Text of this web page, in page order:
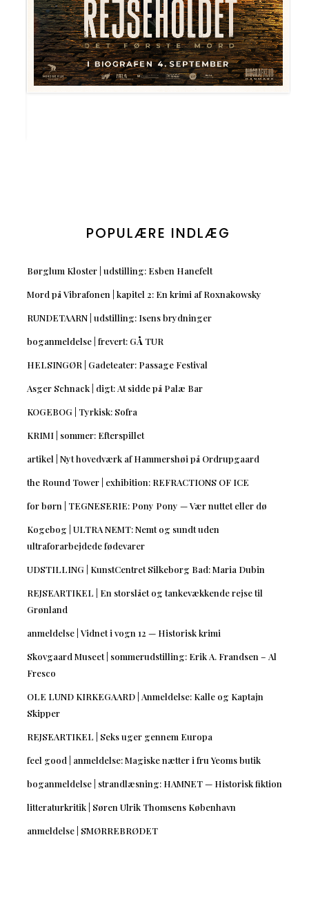
POPULÆRE INDLÆG
Børglum Kloster | udstilling: Esben Hanefelt
Mord på Vibrafonen | kapitel 2: En krimi af Roxnakowsky
RUNDETAARN | udstilling: Isens brydninger
boganmeldelse | frevert: GÅ TUR
HELSINGØR | Gadeteater: Passage Festival
Asger Schnack | digt: At sidde på Palæ Bar
KOGEBOG | Tyrkisk: Sofra
KRIMI | sommer: Efterspillet
artikel | Nyt hovedværk af Hammershøi på Ordrupgaard
the Round Tower | exhibition: REFRACTIONS OF ICE
for børn | TEGNESERIE: Pony Pony — Vær nuttet eller dø
Kogebog | ULTRA NEMT: Nemt og sundt uden
ultraforarbejdede fødevarer
UDSTILLING | KunstCentret Silkeborg Bad: Maria Dubin
REJSEARTIKEL | En storslået og tankevækkende rejse til
Grønland
anmeldelse | Vidnet i vogn 12 — Historisk krimi
Skovgaard Museet | sommerudstilling: Erik A. Frandsen – Al
Fresco
OLE LUND KIRKEGAARD | Anmeldelse: Kalle og Kaptajn
Skipper
REJSEARTIKEL | Seks uger gennem Europa
feel good | anmeldelse: Magiske nætter i fru Yeoms butik
boganmeldelse | strandlæsning: HAMNET — Historisk fiktion
litteraturkritik | Søren Ulrik Thomsens København
anmeldelse | SMØRREBRØDET